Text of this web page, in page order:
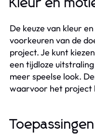
Kleur en
De keuze van kleur
voorkeuren van de
project. Je kunt
een tijdloze
meer speelse look.
waarvoor het project